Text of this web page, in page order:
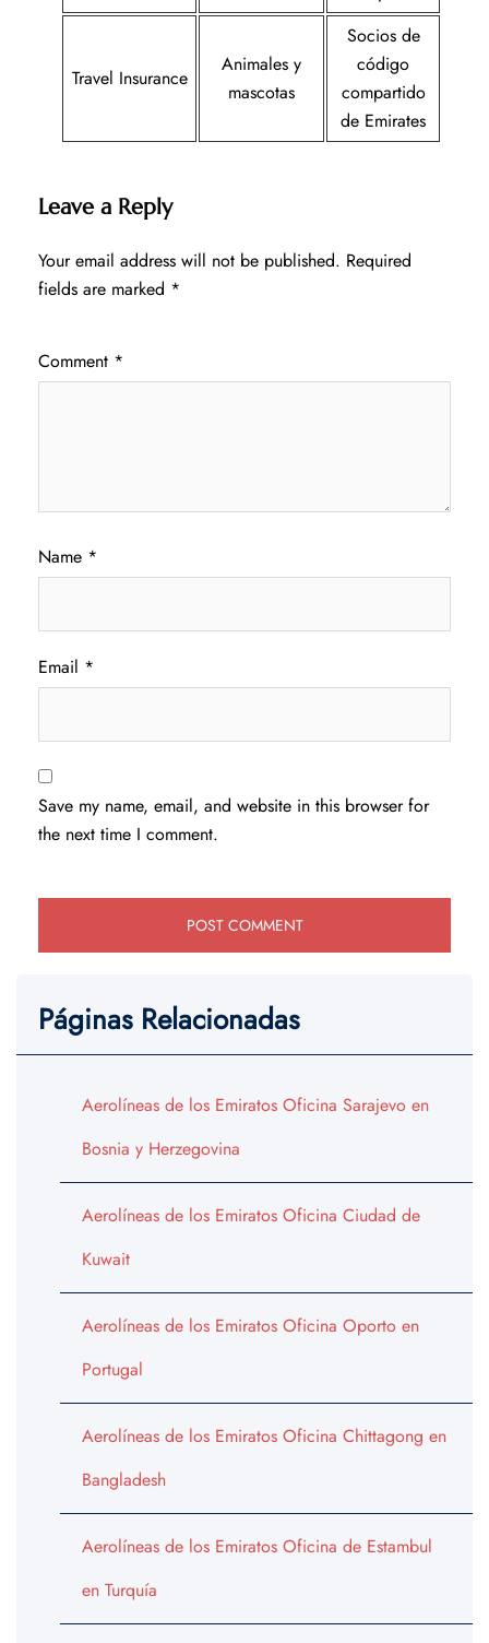
Travel Insurance
Animales y
mascotas
Socios de
código
compartido
de Emirates
Leave a Reply
Your email address will not be published. Required
fields are marked *
Comment *
Name *
Email *
Save my name, email, and website in this browser for
the next time I comment.
Páginas Relacionadas
Aerolíneas de los Emiratos Oficina Sarajevo en
Bosnia y Herzegovina
Aerolíneas de los Emiratos Oficina Ciudad de
Kuwait
Aerolíneas de los Emiratos Oficina Oporto en
Portugal
Aerolíneas de los Emiratos Oficina Chittagong en
Bangladesh
Aerolíneas de los Emiratos Oficina de Estambul
en Turquía